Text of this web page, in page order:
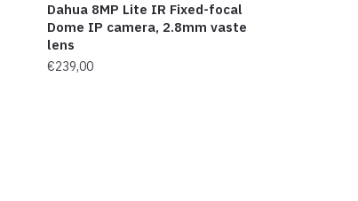
Dahua 8MP Lite IR Fixed-focal
Dome IP camera, 2.8mm vaste
lens
€239,00